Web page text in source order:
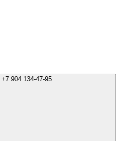
+7 904 134-47-95